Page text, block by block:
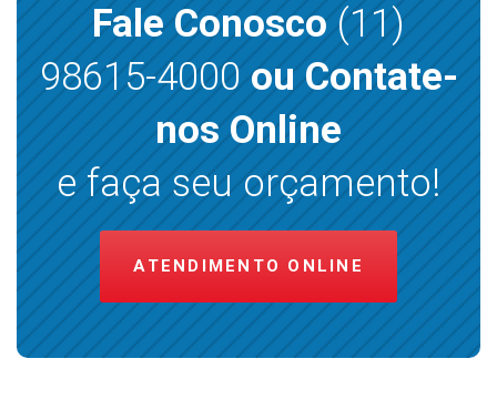
Fale Conosco(11)
98615-4000ou Contate-
nos Online
e faça seu orçamento!
ATENDIMENTO ONLINE